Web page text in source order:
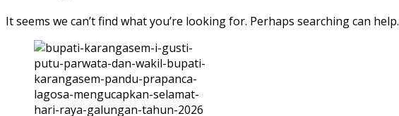
It seems we can’t find what you’re looking for. Perhaps searching can help.